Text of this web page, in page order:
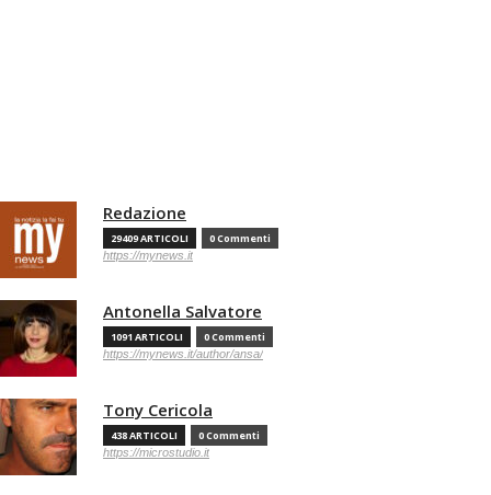
Redazione
29409 ARTICOLI 0 Commenti
https://mynews.it
Antonella Salvatore
1091 ARTICOLI 0 Commenti
https://mynews.it/author/ansa/
Tony Cericola
438 ARTICOLI 0 Commenti
https://microstudio.it